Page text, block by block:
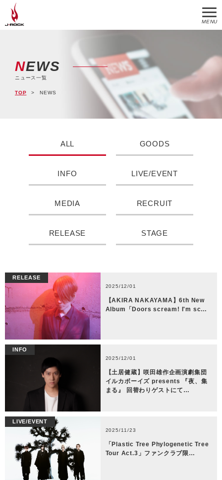
MENU
NEWS
ニュース一覧
TOP NEWS
ALL GOODS
INFO LIVE/EVENT
MEDIA RECRUIT
RELEASE STAGE
RELEASE
2025/12/01
【AKIRA NAKAYAMA】6th New
Album「Doors scream! I'm sc…
INFO
2025/12/01
【土居健蔵】咲田雄作企画演劇集団
イルカボーイズ presents 『夜、集
まる』 回替わりゲストにて…
LIVE/EVENT
2025/11/23
「Plastic Tree Phylogenetic Tree
Tour Act.3」ファンクラブ限…